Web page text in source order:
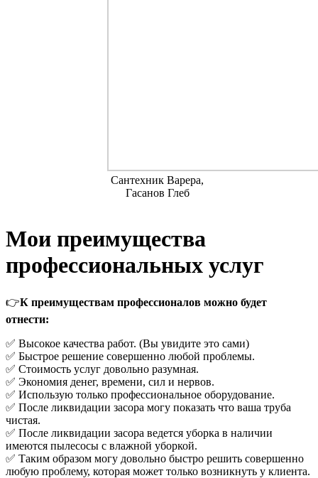
Сантехник Варера,
Гасанов Глеб
Мои преимущества
профессиональных услуг
👉К преимуществам профессионалов можно будет
отнести:
✅ Высокое качества работ. (Вы увидите это сами)
✅ Быстрое решение совершенно любой проблемы.
✅ Стоимость услуг довольно разумная.
✅ Экономия денег, времени, сил и нервов.
✅ Использую только профессиональное оборудование.
✅ После ликвидации засора могу показать что ваша труба
чистая.
✅ После ликвидации засора ведется уборка в наличии
имеются пылесосы с влажной уборкой.
✅ Таким образом могу довольно быстро решить совершенно
любую проблему, которая может только возникнуть у клиента.